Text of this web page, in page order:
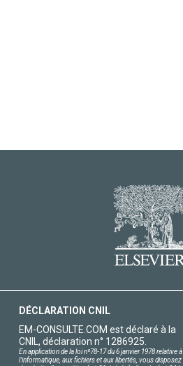
DÉCLARATION CNIL
EM-CONSULTE.COM est déclaré à la
CNIL, déclaration n° 1286925.
En application de la loi nº78-17 du 6 janvier 1978 relative à
l'informatique, aux fichiers et aux libertés, vous disposez